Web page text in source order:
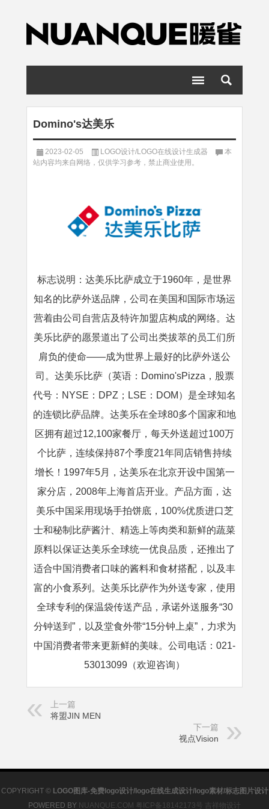
Domino's达美乐
2023-02-05 LOGO设计/LOGO在线设计生成器
本
站内容均来自网络，仅供学习参考，禁止商业使用。
标志说明：达美乐比萨成立于1960年，是世界
知名的比萨外送品牌，公司在美国和国际市场运
营着由公司自营店及特许加盟店构成的网络。达
美乐比萨的愿景道出了公司出类拔萃的员工们所
肩负的使命——成为世界上最好的比萨外送公
司。达美乐比萨（英语：Domino'sPizza，股票
代号：NYSE：DPZ；LSE：DOM）是全球知名
的连锁比萨品牌。达美乐在全球80多个国家和地
区拥有超过12,100家餐厅，每天外送超过100万
个比萨，连续保持87个季度21年同店销售持续
增长！1997年5月，达美乐在北京开设中国第一
家分店，2008年上海首店开业。产品方面，达
美乐中国采用现场手拍饼底，100%优质进口芝
士和秘制比萨酱汁、精选上等肉类和新鲜的蔬菜
原料以保证达美乐全球统一优良品质，还推出了
适合中国消费者口味的酱料和食材搭配，以及丰
富的小食系列。达美乐比萨作为外送专家，使用
全球专利的保温袋传送产品，承诺外送服务“30
分钟送到”，以及堂食外带“15分钟上桌”，力求为
中国消费者带来更新鲜的美味。公司电话：021-
53013099（欢迎咨询）
上一篇
将盟JIN MEN
下一篇
视点Vision
COPYRIGHT © LOGO图库-免费logo设计/logo在线生成设计/logo素材/标志图片设计
POWERED BY NUANQUE.COM 粤ICP备18142173号 吉祥物设计